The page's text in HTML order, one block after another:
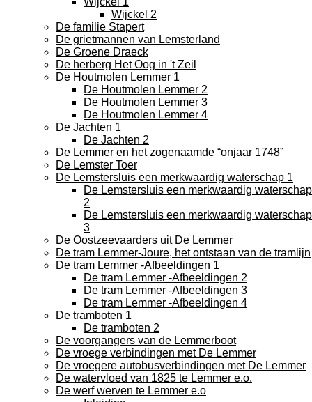
Wijckel 2
De familie Stapert
De grietmannen van Lemsterland
De Groene Draeck
De herberg Het Oog in 't Zeil
De Houtmolen Lemmer 1
De Houtmolen Lemmer 2
De Houtmolen Lemmer 3
De Houtmolen Lemmer 4
De Jachten 1
De Jachten 2
De Lemmer en het zogenaamde “onjaar 1748”
De Lemster Toer
De Lemstersluis een merkwaardig waterschap 1
De Lemstersluis een merkwaardig waterschap
2
De Lemstersluis een merkwaardig waterschap
3
De Oostzeevaarders uit De Lemmer
De tram Lemmer-Joure, het ontstaan van de tramlijn
De tram Lemmer -Afbeeldingen 1
De tram Lemmer -Afbeeldingen 2
De tram Lemmer -Afbeeldingen 3
De tram Lemmer -Afbeeldingen 4
De tramboten 1
De tramboten 2
De voorgangers van de Lemmerboot
De vroege verbindingen met De Lemmer
De vroegere autobusverbindingen met De Lemmer
De watervloed van 1825 te Lemmer e.o.
De werf werven te Lemmer e.o